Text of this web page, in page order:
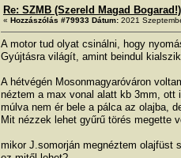
Re: SZMB (Szereld Magad
« Hozzászólás #79933 Dátum: 2021
A motor tud olyat csinálni, hogy
Gyújtásra világít, amint beindul kialszik
A hétvégén Mosonmagyaróváron
néztem a max vonal alatt kb 3mm, ott
múlva nem ér bele a pálca az olajba,
Mit nézzek lehet gyűrű törés megette
mikor J.somorján megnéztem olajfüst